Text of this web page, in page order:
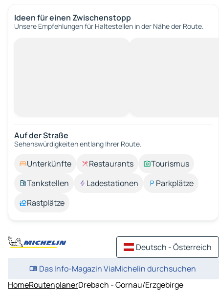
Ideen für einen Zwischenstopp
Unsere Empfehlungen für Haltestellen in der Nähe der Route.
Auf der Straße
Sehenswürdigkeiten entlang Ihrer Route.
Unterkünfte Restaurants
Tourismus
Tankstellen
Ladestationen
Parkplätze
Rastplätze
Deutsch - Österreich
Das Info-Magazin ViaMichelin durchsuchen
HomeRoutenplanerDrebach - Gornau/Erzgebirge